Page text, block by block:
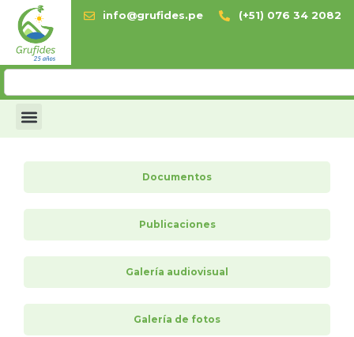
info@grufides.pe (+51) 076 34 2082
Documentos
Publicaciones
Galería audiovisual
Galería de fotos